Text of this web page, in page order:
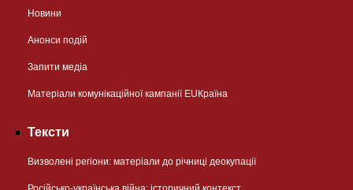
Новини
Анонси подій
Запити медіа
Матеріали комунікаційної кампанії EUКраїна
Тексти
Визволені регіони: матеріали до річниці деокупації